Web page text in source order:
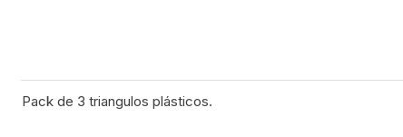
Pack de 3 triangulos plásticos.